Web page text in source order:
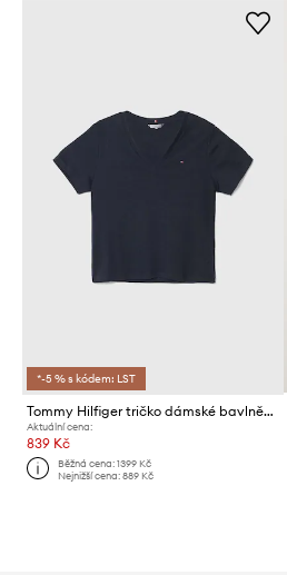
*-5 % s kódem: LST
Tommy Hilfiger tričko dámské bavlněné
Aktuální cena:
839 Kč
Běžná cena:1399 Kč
Nejnižší cena:889 Kč